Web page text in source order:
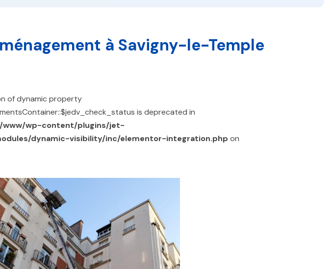
à Savigny-le-Temple
of dynamic property
is deprecated in
www/wp-content/plugins/jet-
dynamic-visibility/inc/elementor-integration.php on